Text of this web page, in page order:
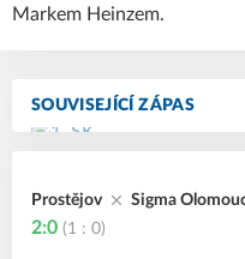
SOUVISEJÍCÍ ZÁPAS
Prostějov Sigma
2:0 (1 : 0)
Markem Heinzem.